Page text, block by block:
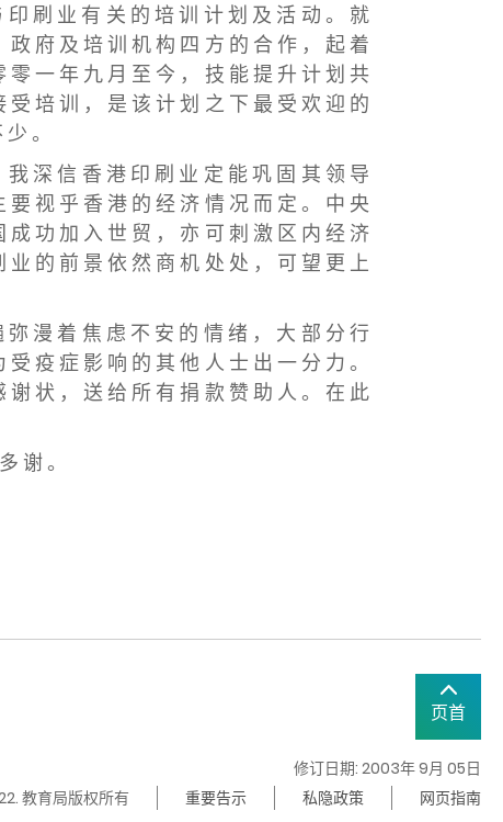
刷 业 有 关 的 培 训 计 划 及 活 动 。 就
府 及 培 训 机 构 四 方 的 合 作 ， 起 着
一 年 九 月 至 今 ， 技 能 提 升 计 划 共
培 训 ， 是 该 计 划 之 下 最 受 欢 迎 的
。
深 信 香 港 印 刷 业 定 能 巩 固 其 领 导
视 乎 香 港 的 经 济 情 况 而 定 。 中 央
功 加 入 世 贸 ， 亦 可 刺 激 区 内 经 济
的 前 景 依 然 商 机 处 处 ， 可 望 更 上
漫 着 焦 虑 不 安 的 情 绪 ， 大 部 分 行
疫 症 影 响 的 其 他 人 士 出 一 分 力 。
状 ， 送 给 所 有 捐 款 赞 助 人 。 在 此
谢 。
页首
修订日期: 2003年 9月 05日
教育局版权所有
重要告示 私隐政策 网页指南